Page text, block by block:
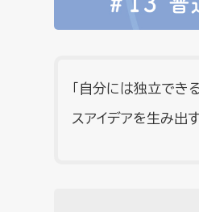
「自分には独立で
スアイデアを生み出